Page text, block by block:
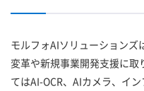
モルフォAIソリューション
変革や新規事業開発支援に
てはAI-OCR、AIカメラ、イ